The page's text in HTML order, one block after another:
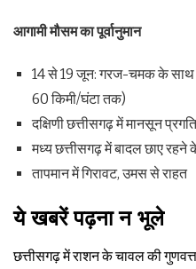
आगामी मौसम का पूर्वानुमान
14 से 19 जून: गरज-चमक के साथ
60 किमी/घंटा तक)
दक्षिणी छत्तीसगढ़ में मानसून
मध्य छत्तीसगढ़ में बादल छाए
तापमान में गिरावट, उमस से राहत
ये खबरें पढ़ना न भूले
छत्तीसगढ़ में राशन के चावल की